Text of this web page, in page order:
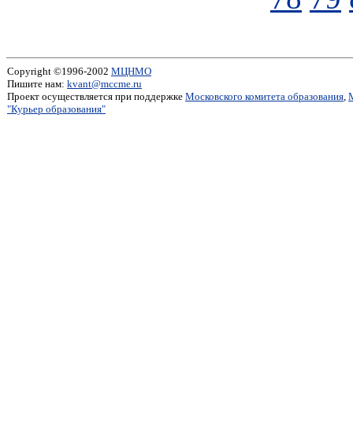
Copyright ©1996-2002 МЦНМО
Пишите нам: kvant@mccme.ru
Проект осуществляется при поддержке Московского комитета образования,
"Курьер образования"